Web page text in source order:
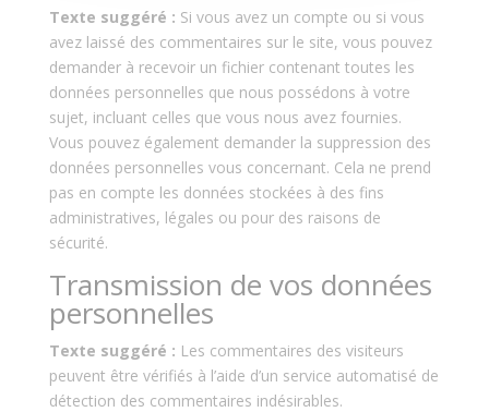
Texte suggéré : Si vous avez un compte ou si vous
avez laissé des commentaires sur le site, vous pouvez
demander à recevoir un fichier contenant toutes les
données personnelles que nous possédons à votre
sujet, incluant celles que vous nous avez fournies.
Vous pouvez également demander la suppression des
données personnelles vous concernant. Cela ne prend
pas en compte les données stockées à des fins
administratives, légales ou pour des raisons de
sécurité.
Transmission de vos données
personnelles
Texte suggéré : Les commentaires des visiteurs
peuvent être vérifiés à l’aide d’un service automatisé de
détection des commentaires indésirables.